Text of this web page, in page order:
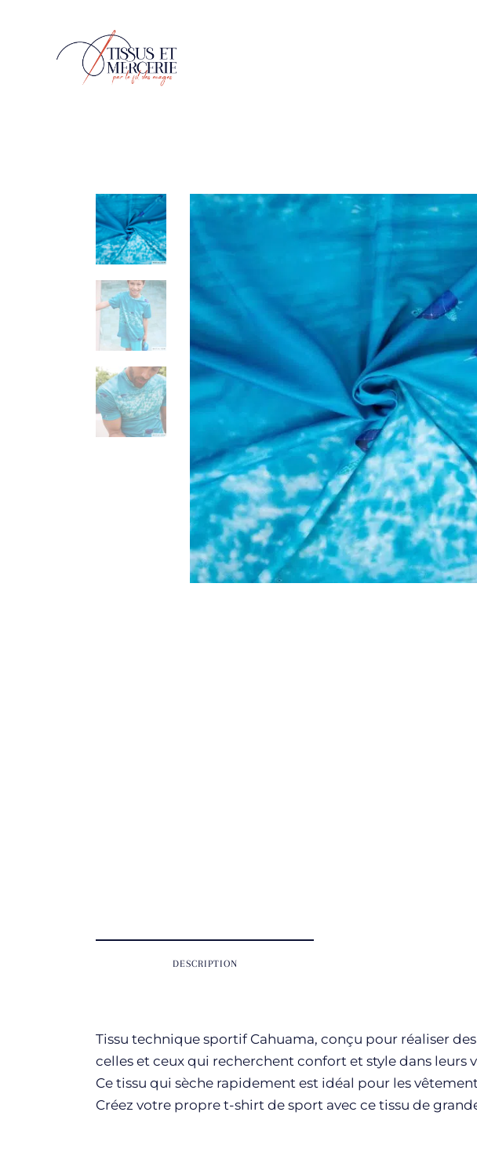
DESCRIPTION
Tissu technique sportif Cahuama, conçu pour réaliser
celles et ceux qui recherchent confort et style dans leurs
Ce tissu qui sèche rapidement est idéal pour les
Créez votre propre t-shirt de sport avec ce tissu de